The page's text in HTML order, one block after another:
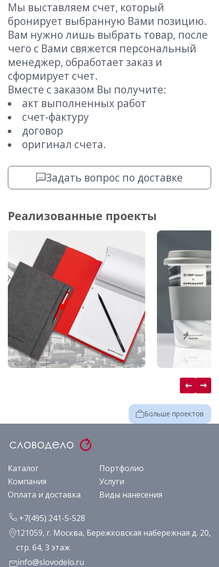
Мы выставляем счет, который
бронирует выбранную Вами позицию.
Вам нужно лишь выбрать товар, после
чего с Вами свяжется персональный
менеджер, обработает заказ и
сформирует счет.
Вместе с заказом Вы получите:
акт выполненных работ
счет-фактуру
договор
оригинал счета.
Задать вопрос по доставке
Реализованные проекты
Больше проектов
Каталог
Портфолио
Компания
Услуги
Оплата и доставка
Виды нанесения
+7(495) 241-5-528
121059, г. Москва, Бережковская набережная д. 20,
стр. 64, 3 этаж
info@slovodelo.ru